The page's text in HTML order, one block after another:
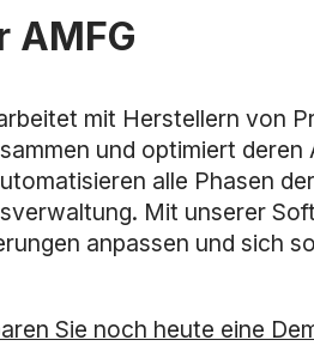
AMFG
mit Herstellern von
und optimiert
alle Phasen
Mit unserer
anpassen und sich
Sie noch heute eine